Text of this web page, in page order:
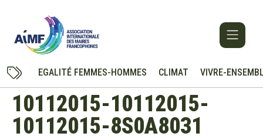
EGALITÉ FEMMES-HOMMES CLIMAT VIVRE-
10112015-10112015-
10112015-8S0A8031